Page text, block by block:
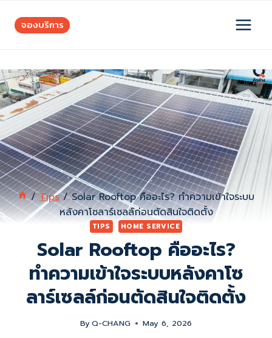
content
จองบริการ
/ Tips / Solar Rooftop คืออะไร? ทำความเข้าใจระบบ
หลังคาโซลาร์เซลล์ก่อนตัดสินใจติดตั้ง
TIPS HOME SERVICE
Solar Rooftop คืออะไร?
ทำความเข้าใจระบบหลังคาโซ
ลาร์เซลล์ก่อนตัดสินใจติดตั้ง
By Q-CHANG May 6, 2026